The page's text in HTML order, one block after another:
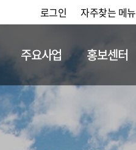
로그인 자주찾는 메뉴
보
주요사업 홍보센터